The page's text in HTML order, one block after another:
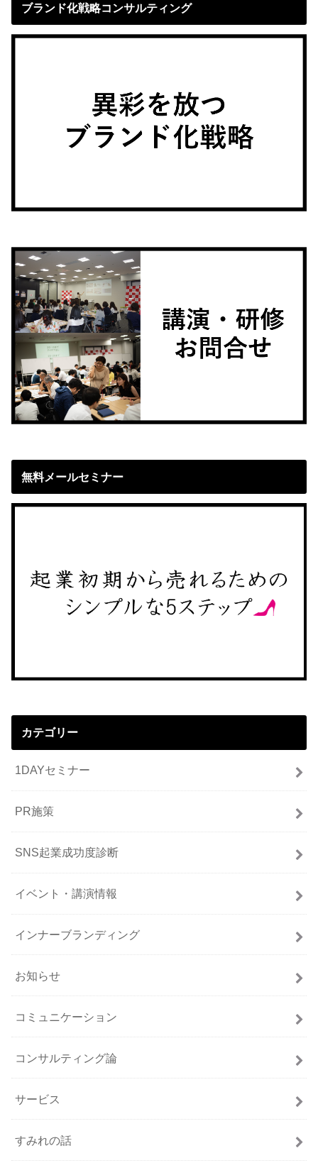
ブランド化戦略コンサルティング
無料メールセミナー
カテゴリー
1DAYセミナー
PR施策
SNS起業成功度診断
イベント・講演情報
インナーブランディング
お知らせ
コミュニケーション
コンサルティング論
サービス
すみれの話